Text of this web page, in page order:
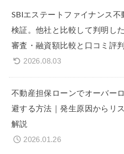
SBIエステートファイナンス
検証。他社と比較して判明し
審査・融資額比較と口コミ評判
2026.08.03
不動産担保ローンでオーバー
避する方法｜発生原因からリ
解説
2026.01.26